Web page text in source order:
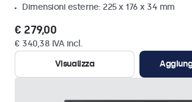
Dimensioni esterne: 225 x 176 x 34 mm
€ 279,00
€ 340,38 IVA incl.
Visualizza